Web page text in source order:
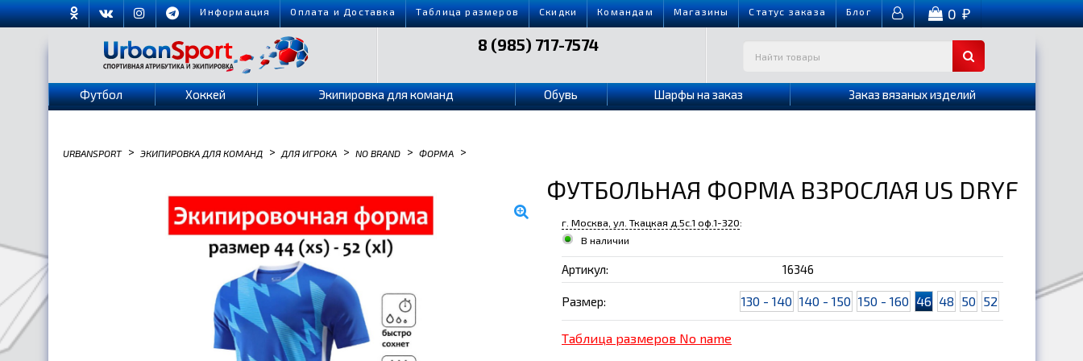
Информация Оплата и Доставка Таблица размеров Скидки Командам Магазины Cтатус заказа Блог 0₽
8 (985) 717-7574
Футбол Хоккей Экипировка для команд Обувь Шарфы на заказ Заказ вязаных изделий
URBANSPORT > ЭКИПИРОВКА ДЛЯ КОМАНД > ДЛЯ ИГРОКА > NO BRAND > ФОРМА >
ФУТБОЛЬНАЯ ФОРМА ВЗРОСЛАЯ US DRYF
г. Москва, ул. Ткацкая д.5с.1 оф.1-320:
В наличии
Артикул: 16346
Размер: 130 - 140 140 - 150 150 - 160 46 48 50 52
Таблица размеров No name